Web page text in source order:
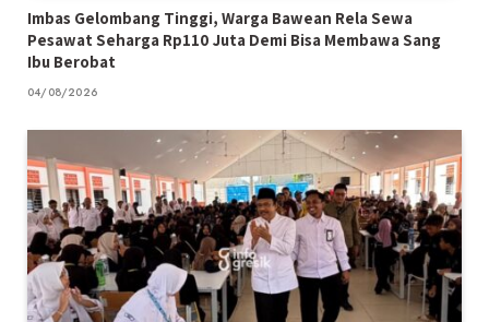
Imbas Gelombang Tinggi, Warga Bawean Rela Sewa
Pesawat Seharga Rp110 Juta Demi Bisa Membawa Sang
Ibu Berobat
04/08/2026